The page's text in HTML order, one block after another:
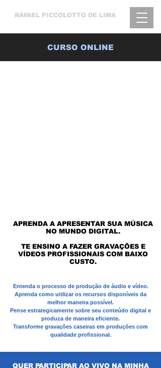
RAFAEL PICCOLOTTO DE LIMA
CURSO ONLINE
APRENDA A APRESENTAR SUA MÚSICA
NO MUNDO DIGITAL.
TE ENSINO A FAZER GRAVAÇÕES E
VÍDEOS PROFISSIONAIS COM BAIXO
CUSTO.
Entenda o processo de produção de áudio e vídeo.
Aprenda como utilizar os recursos disponíveis da
melhor maneira possível.
Pense estrategicamente sobre seu conteúdo digital e
produza de maneira eficiente.
Transforme gravações caseiras em produções com
qualidade profissional.
QUER PARTICIPAR AO VIVO NA MINHA